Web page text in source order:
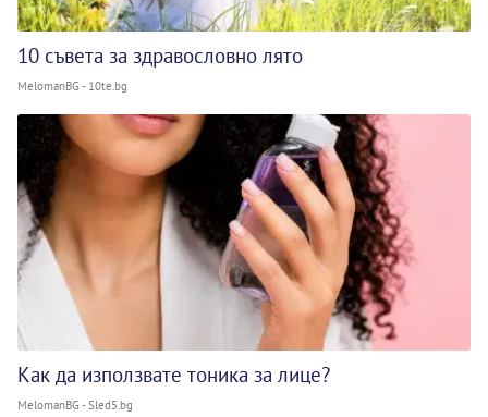
10 съвета за здравословно лято
MelomanBG - 10te.bg
Как да използвате тоника за лице?
MelomanBG - Sled5.bg